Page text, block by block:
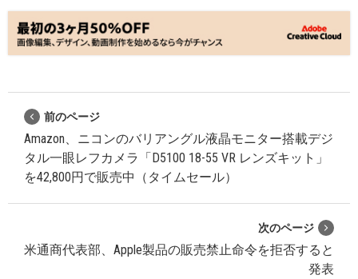
前のページ
Amazon、ニコンのバリアングル液晶モニター搭載デジ
タル一眼レフカメラ「D5100 18-55 VR レンズキット」
を42,800円で販売中（タイムセール）
次のページ
米通商代表部、Apple製品の販売禁止命令を拒否すると
発表